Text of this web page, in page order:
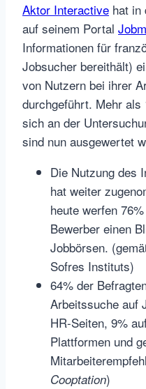
Aktor Interactive hat in
auf seinem Portal
Informationen für
Jobsucher bereithält)
von Nutzern bei ihrer
durchgeführt. Mehr als
sich an der
sind nun ausgewertet
Die Nutzung des
hat weiter
heute werfen
Bewerber einen
Jobbörsen.
Sofres Instituts)
64% der
Arbeitssuche auf
HR-Seiten, 9%
Plattformen und
Cooptation)